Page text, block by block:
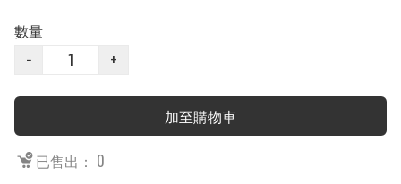
數量
−
+
加至購物車
已售出： 0